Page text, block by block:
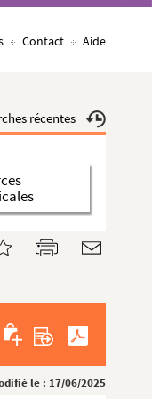
Contact Aide
récentes
le : 17/06/2025